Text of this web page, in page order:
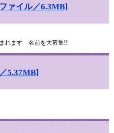
ァイル／6.3MB]
れます 名前を大募集!!
5.37MB]